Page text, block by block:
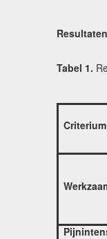
Resultaten
Tabel 1.
Criterium